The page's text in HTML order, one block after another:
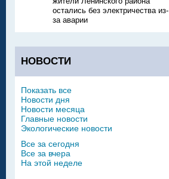
остались без электричества из-
за аварии
НОВОСТИ
Показать все
Новости дня
Новости месяца
Главные новости
Экологические новости
Все за сегодня
Все за вчера
На этой неделе